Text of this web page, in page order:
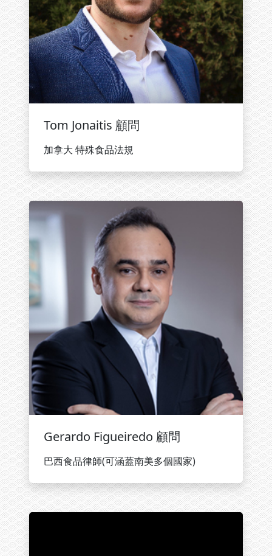
Tom Jonaitis 顧問
加拿大 特殊食品法規
Gerardo Figueiredo 顧問
巴西食品律師(可涵蓋南美多個國家)